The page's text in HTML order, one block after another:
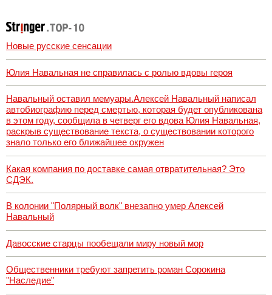
06/08/2026 –
Новости
Новые русские сенсации
Юлия Навальная не справилась с ролью вдовы героя
Навальный оставил мемуары.Алексей Навальный написал
автобиографию перед смертью, которая будет опубликована
в этом году, сообщила в четверг его вдова Юлия Навальная,
раскрыв существование текста, о существовании которого
знало только его ближайшее окружен
Какая компания по доставке самая отвратительная? Это
СДЭК.
В колонии "Полярный волк" внезапно умер Алексей
Навальный
Давосские старцы пообещали миру новый мор
Общественники требуют запретить роман Сорокина
"Наследие"